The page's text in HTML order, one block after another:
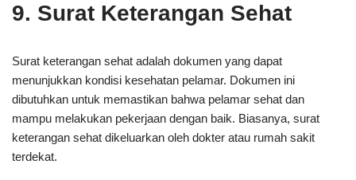
9. Surat Keterangan Sehat
Surat keterangan sehat adalah dokumen yang dapat
menunjukkan kondisi kesehatan pelamar. Dokumen ini
dibutuhkan untuk memastikan bahwa pelamar sehat dan
mampu melakukan pekerjaan dengan baik. Biasanya, surat
keterangan sehat dikeluarkan oleh dokter atau rumah sakit
terdekat.